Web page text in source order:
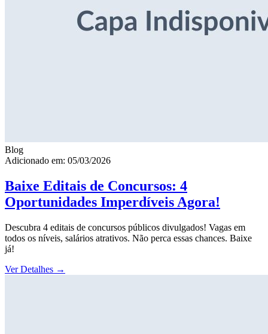
Blog
Adicionado em: 05/03/2026
Baixe Editais de Concursos: 4
Oportunidades Imperdíveis Agora!
Descubra 4 editais de concursos públicos divulgados! Vagas em
todos os níveis, salários atrativos. Não perca essas chances. Baixe
já!
Ver Detalhes →